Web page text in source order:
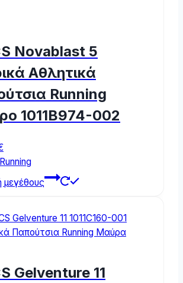
Novablast 5
Αθλητικά
Running
1011B974-002
Running
μεγέθους
This
multiple
variants.
may
Gelventure 11